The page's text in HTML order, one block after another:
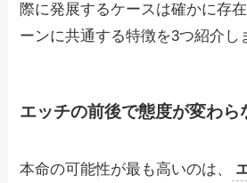
際に発展するケースは確かに存
ーンに共通する特徴を3つ紹介し
エッチの前後で態度が変わら
本命の可能性が最も高いのは、